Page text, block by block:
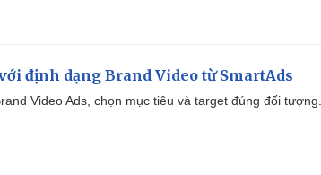
định dạng Brand Video từ SmartAds
Video Ads, chọn mục tiêu và target đúng đối tượng.